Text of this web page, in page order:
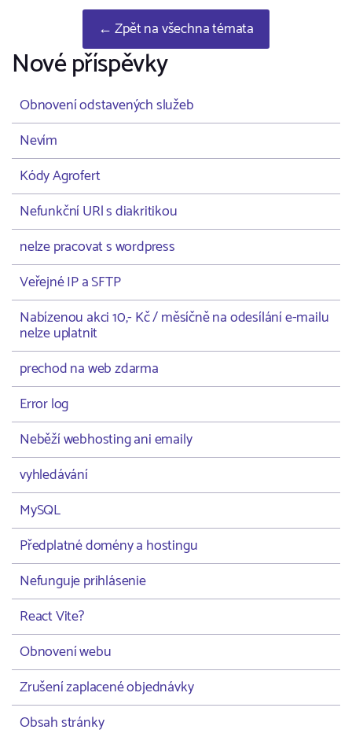
← Zpět na všechna témata
Nové příspěvky
Obnovení odstavených služeb
Nevím
Kódy Agrofert
Nefunkční URl s diakritikou
nelze pracovat s wordpress
Veřejné IP a SFTP
Nabízenou akci 10,- Kč / měsíčně na odesílání e-mailu
nelze uplatnit
prechod na web zdarma
Error log
Neběží webhosting ani emaily
vyhledávání
MySQL
Předplatné domény a hostingu
Nefunguje prihlásenie
React Vite?
Obnovení webu
Zrušení zaplacené objednávky
Obsah stránky